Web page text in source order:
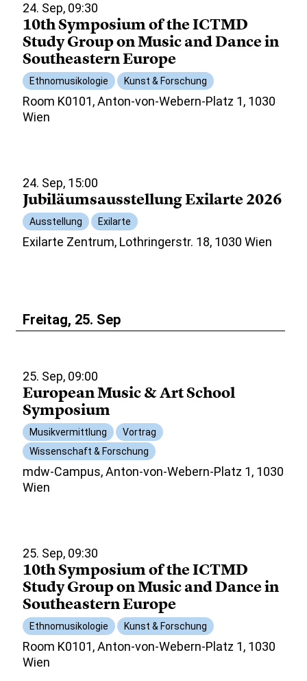
24. Sep, 09:30
10th Symposium of the ICTMD
Study Group on Music and Dance in
Southeastern Europe
Ethnomusikologie Kunst & Forschung
Room K0101, Anton-von-Webern-Platz 1, 1030
Wien
24. Sep, 15:00
Jubiläumsausstellung Exilarte 2026
Ausstellung Exilarte
Exilarte Zentrum, Lothringerstr. 18, 1030 Wien
Freitag, 25. Sep
25. Sep, 09:00
European Music & Art School
Symposium
Musikvermittlung
Vortrag
Wissenschaft & Forschung
mdw-Campus, Anton-von-Webern-Platz 1, 1030
Wien
25. Sep, 09:30
10th Symposium of the ICTMD
Study Group on Music and Dance in
Southeastern Europe
Ethnomusikologie Kunst & Forschung
Room K0101, Anton-von-Webern-Platz 1, 1030
Wien